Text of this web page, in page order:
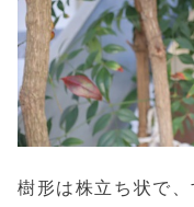
樹形は株立ち状で